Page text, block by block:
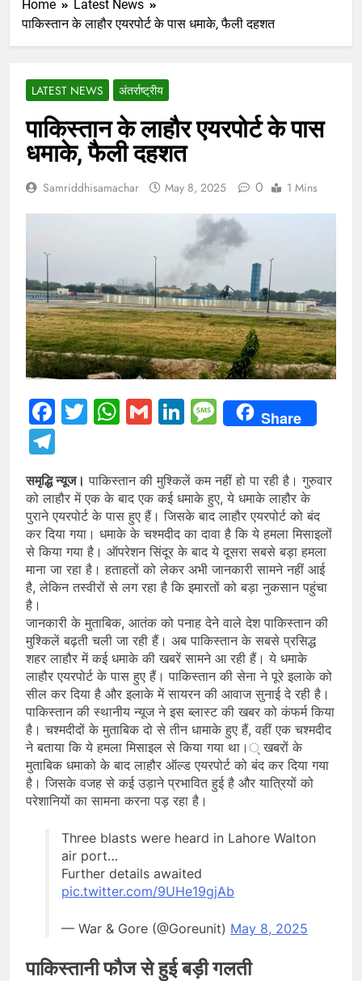
Home
Latest News
पाकिस्तान के लाहौर एयरपोर्ट के पास धमाके, फैली दहशत
LATEST NEWS अंतर्राष्ट्रीय
पाकिस्तान के लाहौर एयरपोर्ट के पास
धमाके, फैली दहशत
Samriddhisamachar May 8, 2025 0 1 Mins
Facebook
Twitter
WhatsApp
GmailLinkedIn
Message
Share
समृद्धि न्यूज। पाकिस्तान की मुश्किलें कम नहीं हो पा रही है। गुरुवार
को लाहौर में एक के बाद एक कई धमाके हुए, ये धमाके लाहौर के
पुराने एयरपोर्ट के पास हुए हैं। जिसके बाद लाहौर एयरपोर्ट को बंद
कर दिया गया। धमाके के चश्मदीद का दावा है कि ये हमला मिसाइलों
से किया गया है। ऑपरेशन सिंदूर के बाद ये दूसरा सबसे बड़ा हमला
माना जा रहा है। हताहतों को लेकर अभी जानकारी सामने नहीं आई
है, लेकिन तस्वीरों से लग रहा है कि इमारतों को बड़ा नुकसान पहुंचा
है।
जानकारी के मुताबिक, आतंक को पनाह देने वाले देश पाकिस्तान की
मुश्किलें बढ़ती चली जा रही हैं। अब पाकिस्तान के सबसे प्रसिद्ध
शहर लाहौर में कई धमाके की खबरें सामने आ रही हैं। ये धमाके
लाहौर एयरपोर्ट के पास हुए हैं। पाकिस्तान की सेना ने पूरे इलाके को
सील कर दिया है और इलाके में सायरन की आवाज सुनाई दे रही है।
पाकिस्तान की स्थानीय न्यूज ने इस ब्लास्ट की खबर को कंफर्म किया
है। चश्मदीदों के मुताबिक दो से तीन धामाके हुए हैं, वहीं एक चश्मदीद
ने बताया कि ये हमला मिसाइल से किया गया था।् खबरों के
मुताबिक धमाको के बाद लाहौर ऑल्ड एयरपोर्ट को बंद कर दिया गया
है। जिसके वजह से कई उड़ाने प्रभावित हुई है और यात्रियों को
परेशानियों का सामना करना पड़ रहा है।
Three blasts were heard in Lahore Walton
air port…
Further details awaited
pic.twitter.com/9UHe19gjAb
— War & Gore (@Goreunit) May 8, 2025
पाकिस्तानी फौज से हुई बड़ी गलती